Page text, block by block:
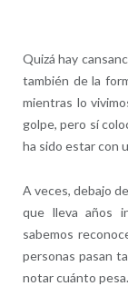
Quizá hay
también de la
mientras lo
golpe, pero sí
ha sido estar con
A veces, debajo
que lleva años
sabemos
personas pasan
notar cuánto pesa.